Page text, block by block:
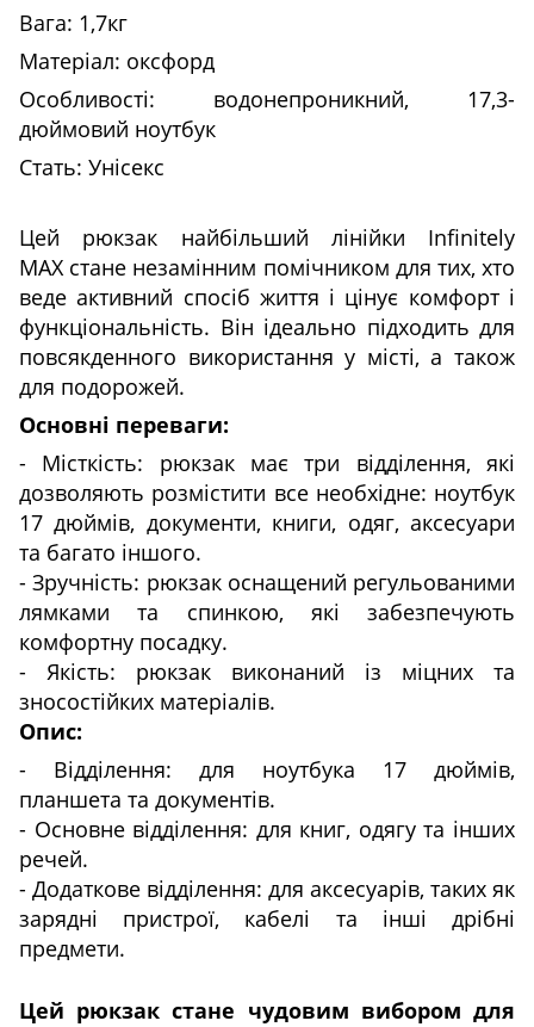
Вага: 1,7кг
Матеріал: оксфорд
Особливості: водонепроникний, 17,3-
дюймовий ноутбук
Стать: Унісекс
Цей рюкзак найбільший лінійки Infinitely
MAX стане незамінним помічником для тих, хто
веде активний спосіб життя і цінує комфорт і
функціональність. Він ідеально підходить для
повсякденного використання у місті, а також
для подорожей.
Основні переваги:
- Місткість: рюкзак має три відділення, які
дозволяють розмістити все необхідне: ноутбук
17 дюймів, документи, книги, одяг, аксесуари
та багато іншого.
- Зручність: рюкзак оснащений регульованими
лямками та спинкою, які забезпечують
комфортну посадку.
- Якість: рюкзак виконаний із міцних та
зносостійких матеріалів.
Опис:
- Відділення: для ноутбука 17 дюймів,
планшета та документів.
- Основне відділення: для книг, одягу та інших
речей.
- Додаткове відділення: для аксесуарів, таких як
зарядні пристрої, кабелі та інші дрібні
предмети.
Цей рюкзак стане чудовим вибором для